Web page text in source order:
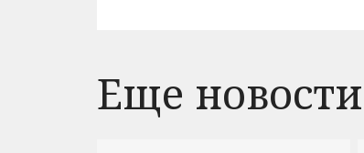
Еще новости